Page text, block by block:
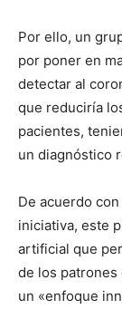
Por ello, un
por poner en
detectar al
que reduciría
pacientes,
un diagnóstico
De acuerdo
iniciativa, este
artificial que
de los patrones
un «enfoque